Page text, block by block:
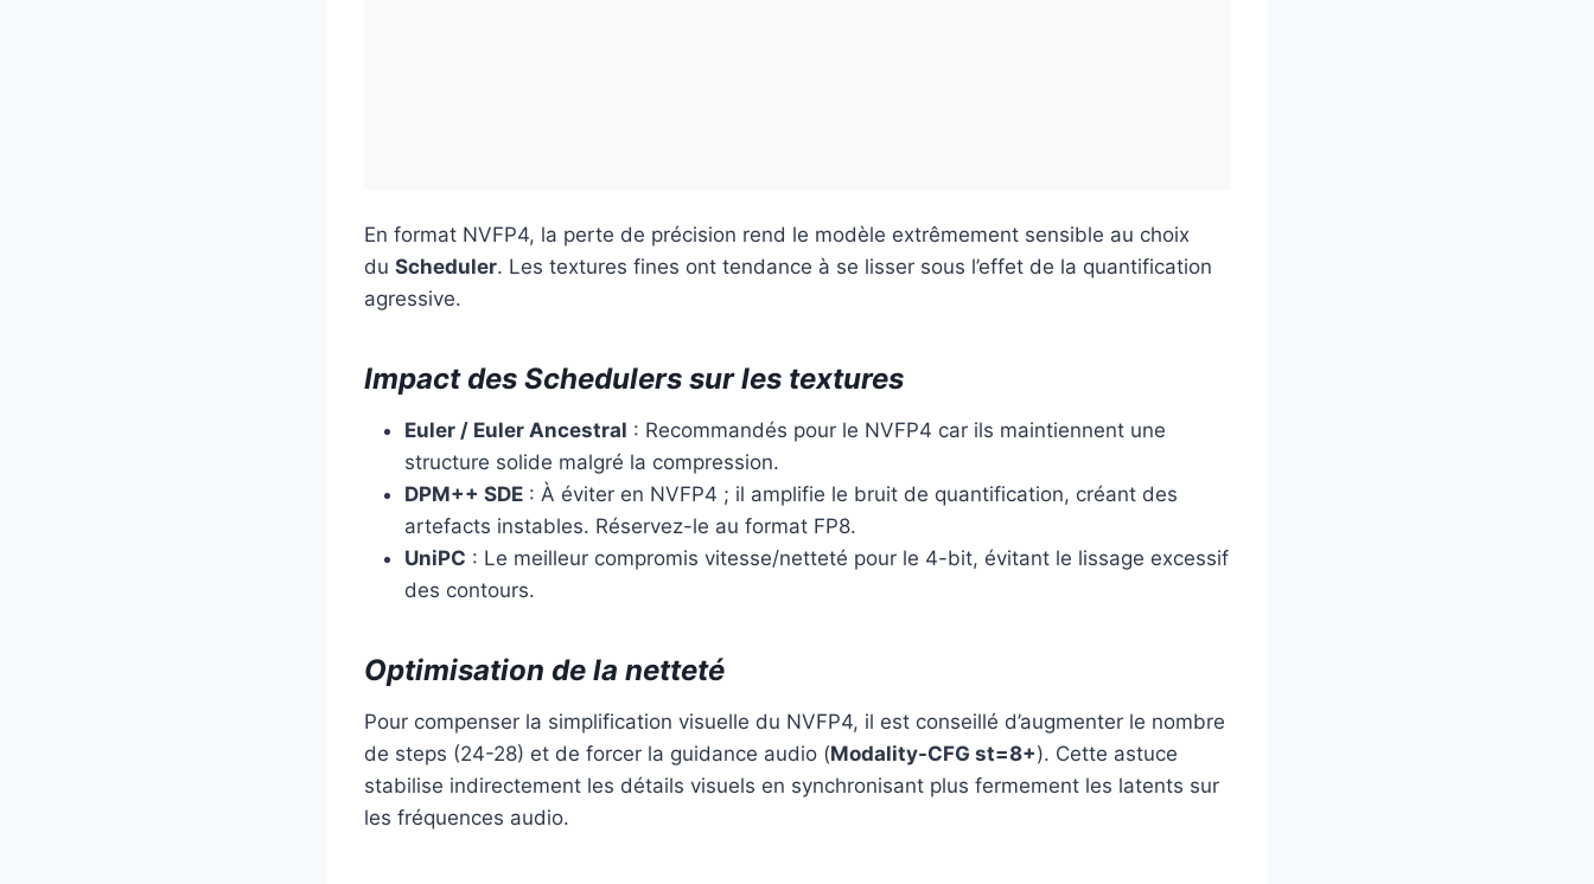
En format NVFP4, la perte de précision rend le modèle extrêmement sensible au choix
du Scheduler. Les textures fines ont tendance à se lisser sous l’effet de la quantification
agressive.
Impact des Schedulers sur les textures
Euler / Euler Ancestral : Recommandés pour le NVFP4 car ils maintiennent une
structure solide malgré la compression.
DPM++ SDE : À éviter en NVFP4 ; il amplifie le bruit de quantification, créant des
artefacts instables. Réservez-le au format FP8.
UniPC : Le meilleur compromis vitesse/netteté pour le 4-bit, évitant le lissage excessif
des contours.
Optimisation de la netteté
Pour compenser la simplification visuelle du NVFP4, il est conseillé d’augmenter le nombre
de steps (24-28) et de forcer la guidance audio (Modality-CFG st=8+). Cette astuce
stabilise indirectement les détails visuels en synchronisant plus fermement les latents sur
les fréquences audio.